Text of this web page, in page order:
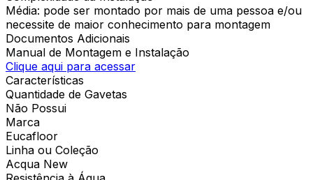
Média: pode ser montado por mais de uma pessoa e/ou
necessite de maior conhecimento para montagem
Documentos Adicionais
Manual de Montagem e Instalação
Clique aqui para acessar
Características
Quantidade de Gavetas
Não Possui
Marca
Eucafloor
Linha ou Coleção
Acqua New